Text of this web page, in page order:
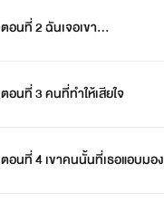
ตอนที่ 2 ฉันเจอเขา...
ตอนที่ 3 คนที่ทำให้เสียใจ
ตอนที่ 4 เขาคนนั้นที่เธอแอบมอง